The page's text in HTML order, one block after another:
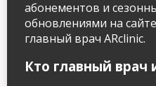
абонементов и
обновлениями на
главный врач ARclinic.
Кто главный врач